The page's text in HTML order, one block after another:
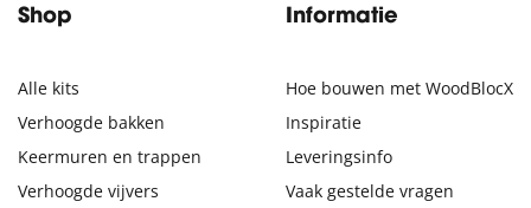
Shop
Alle kits
Verhoogde bakken
Keermuren en trappen
Verhoogde vijvers
Informatie
Hoe bouwen met WoodBlocX
Inspiratie
Leveringsinfo
Vaak gestelde vragen